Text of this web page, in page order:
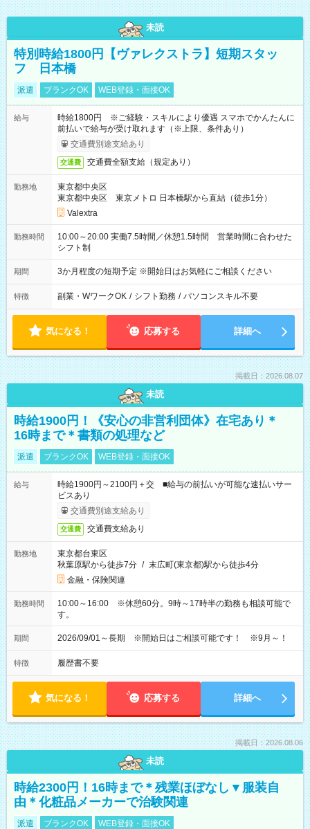
未読
特別時給1800円【ヴァレクストラ】短期スタッ
フ 日本橋
派遣 ブランクOK WEB登録・面接OK
給与
時給1800円 ※ご経験・スキルにより優遇 スマホでかんたんに
前払いで給与が受け取れます（※上限、条件あり）
交通費別途支給あり
交通費 交通費全額支給（規定あり）
勤務地
東京都中央区
東京都中央区 東京メトロ 日本橋駅から直結（徒歩1分）
Valextra
勤務時間
10:00～20:00 実働7.5時間／休憩1.5時間 営業時間に合わせた
シフト制
期間 3か月程度の短期予定 ※開始日はお気軽にご相談ください
特徴 副業・WワークOK / シフト勤務 / パソコンスキル不要
気になる！ 応募する 詳細へ
掲載日：2026.08.07
未読
時給1900円！《安心の非営利団体》在宅あり＊
16時まで＊書類の処理など
派遣 ブランクOK WEB登録・面接OK
給与
時給1900円～2100円＋交 ■給与の前払いが可能な速払いサー
ビスあり
交通費別途支給あり
交通費 交通費支給あり
勤務地
東京都台東区
秋葉原駅から徒歩7分 / 末広町(東京都)駅から徒歩4分
金融・保険関連
勤務時間
10:00～16:00 ※休憩60分。9時～17時半の勤務も相談可能で
す。
期間 2026/09/01～長期 ※開始日はご相談可能です！ ※9月～！
特徴 履歴書不要
気になる！ 応募する 詳細へ
掲載日：2026.08.06
未読
時給2300円！16時まで＊残業ほぼなし▼服装自
由＊化粧品メーカーで治験関連
派遣 ブランクOK WEB登録・面接OK